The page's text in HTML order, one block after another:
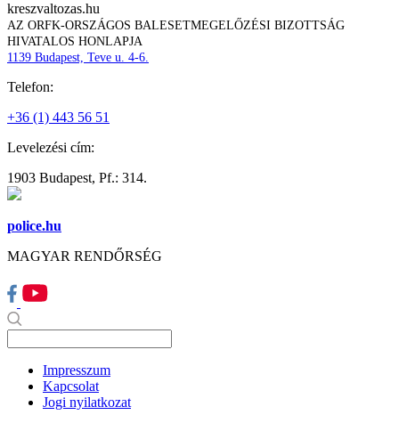
kreszvaltozas.hu
AZ ORFK-ORSZÁGOS BALESETMEGELŐZÉSI BIZOTTSÁG
HIVATALOS HONLAPJA
1139 Budapest, Teve u. 4-6.
Telefon:
+36 (1) 443 56 51
Levelezési cím:
1903 Budapest, Pf.: 314.
police.hu
MAGYAR RENDŐRSÉG
Impresszum
Kapcsolat
Jogi nyilatkozat